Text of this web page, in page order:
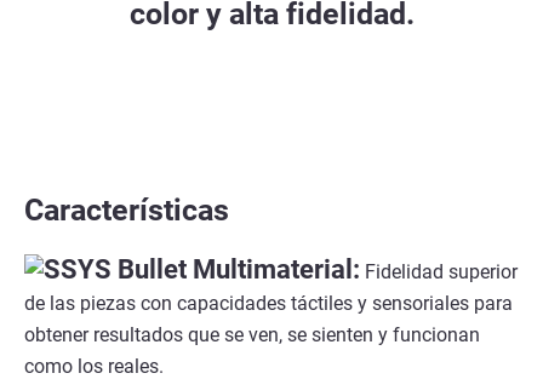
color y alta fidelidad.
Características
Multimaterial: Fidelidad superior
de las piezas con capacidades táctiles y sensoriales para
obtener resultados que se ven, se sienten y funcionan
como los reales.